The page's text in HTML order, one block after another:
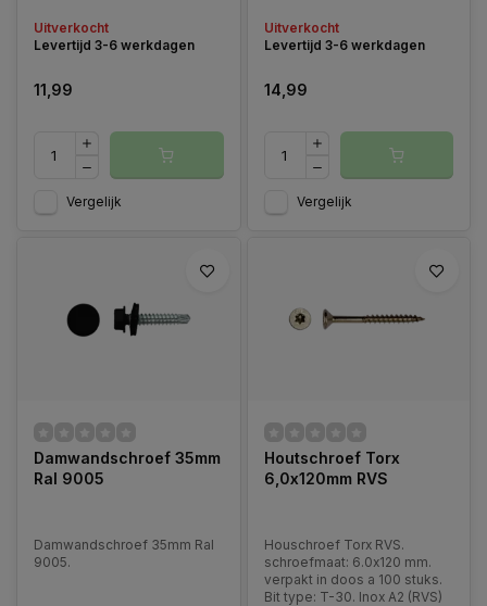
Uitverkocht
Levertijd 3-6 werkdagen
11,99
Vergelijk
Uitverkocht
Levertijd 3-6 werkdagen
14,99
Vergelijk
Damwandschroef 35mm
Ral 9005
Damwandschroef 35mm Ral
9005.
Houtschroef Torx
6,0x120mm RVS
Houschroef Torx RVS.
schroefmaat: 6.0x120 mm.
verpakt in doos a 100 stuks.
Bit type: T-30. Inox A2 (RVS)